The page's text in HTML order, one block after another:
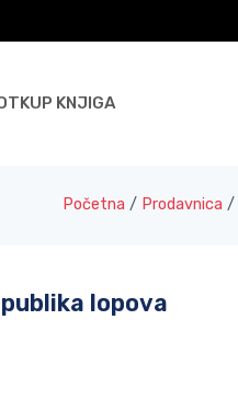
KNJIGA
Početna / Prodavnica /
lopova